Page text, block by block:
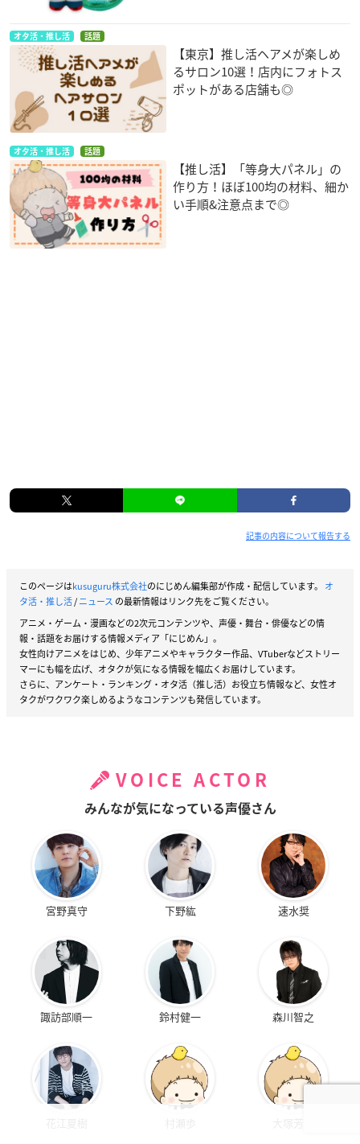
オタ活・推し活 話題
【東京】推し活ヘアメが楽しめ
るサロン10選！店内にフォトス
ポットがある店舗も◎
オタ活・推し活 話題
【推し活】「等身大パネル」の
作り方！ほぼ100均の材料、細か
い手順&注意点まで◎
記事の内容について報告する
このページはkusuguru株式会社のにじめん編集部が作成・配信しています。 オ
タ活・推し活/ニュース の最新情報はリンク先をご覧ください。
アニメ・ゲーム・漫画などの2次元コンテンツや、声優・舞台・俳優などの情
報・話題をお届けする情報メディア「にじめん」。
女性向けアニメをはじめ、少年アニメやキャラクター作品、VTuberなどストリー
マーにも幅を広げ、オタクが気になる情報を幅広くお届けしています。
さらに、アンケート・ランキング・オタ活（推し活）お役立ち情報など、女性オ
タクがワクワク楽しめるようなコンテンツも発信しています。
VOICE ACTOR
みんなが気になっている声優さん
宮野真守 下野紘 速水奨
諏訪部順一 鈴村健一 森川智之